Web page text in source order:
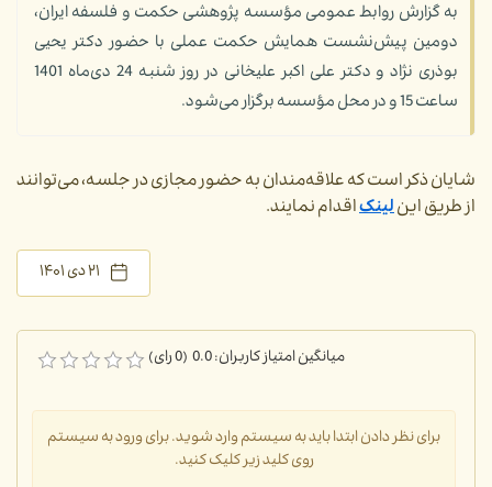
به گزارش روابط عمومی مؤسسه پژوهشی حکمت و فلسفه ایران،
دومین پیش‌نشست همایش حکمت عملی با حضور دکتر یحیی
بوذری نژاد و دکتر علی اکبر علیخانی در روز شنبه 24 دی‌ماه 1401
ساعت 15 و در محل مؤسسه برگزار می‌شود.
شایان ذکر است که علاقه‌مندان به حضور مجازی در جلسه، می‌توانند
از طریق اینلینکاقدام نمایند.
۲۱ دی ۱۴۰۱
میانگین امتیاز کاربران: 0.0 (0 رای)
برای نظر دادن ابتدا باید به سیستم وارد شوید. برای ورود به سیستم
روی کلید زیر کلیک کنید.